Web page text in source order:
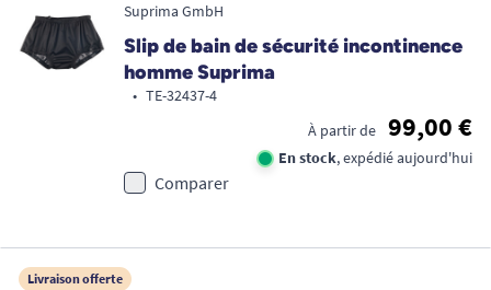
Suprima GmbH
Slip de bain de sécurité incontinence
homme Suprima
• TE-32437-4
À partir de
99,00 €
En stock, expédié aujourd'hui
Comparer
Livraison offerte